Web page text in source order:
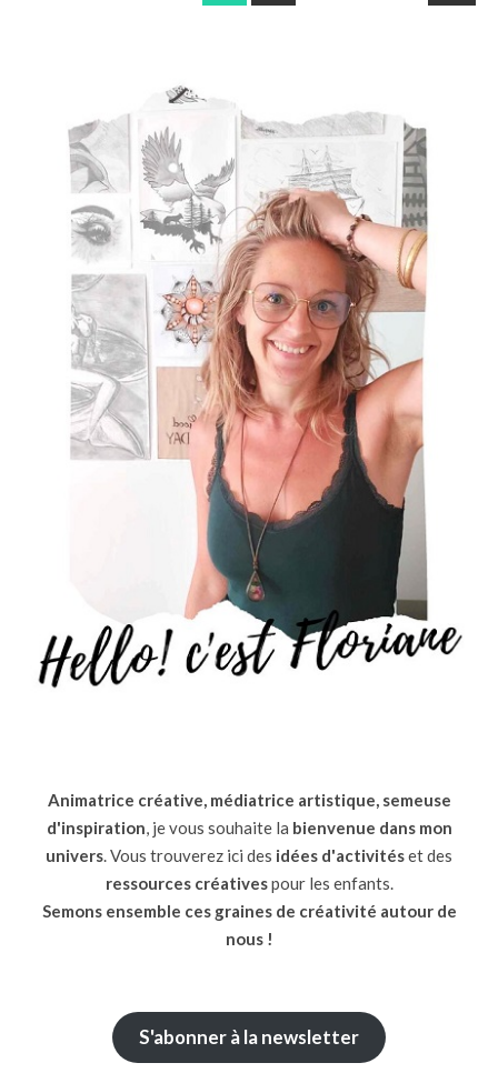
Animatrice créative, médiatrice artistique, semeuse
d'inspiration, je vous souhaite la bienvenue dans mon
univers. Vous trouverez ici des idées d'activitéset des
ressources créativespour les enfants.
Semons ensemble ces graines de créativité autour de
nous !
S'abonner à la newsletter